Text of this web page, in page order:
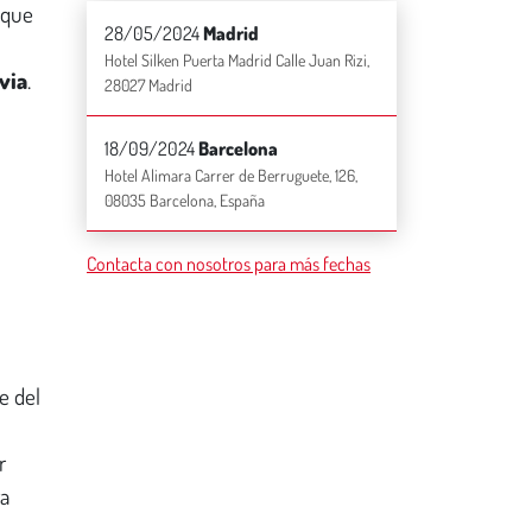
.
del
o
*
28/05/2024Madrid
Hotel Silken Puerta Madrid Calle Juan Rizi,
28027 Madrid
18/09/2024Barcelona
Hotel Alimara Carrer de Berruguete, 126,
08035 Barcelona, España
Contacta con nosotros para más fechas